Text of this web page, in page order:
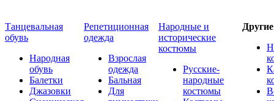
Танцевальная
обувь
Народная
обувь
Балетки
Джазовки
Репетиционная
одежда
Взрослая
одежда
Бальная
Для
Народные и
исторические
костюмы
Русские-
народные
костюмы